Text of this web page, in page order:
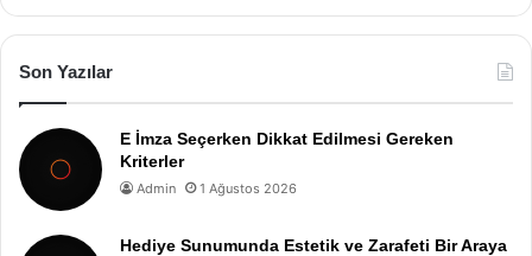
Son Yazılar
E İmza Seçerken Dikkat Edilmesi Gereken
Kriterler
Admin 1 Ağustos 2026
Hediye Sunumunda Estetik ve Zarafeti Bir Araya